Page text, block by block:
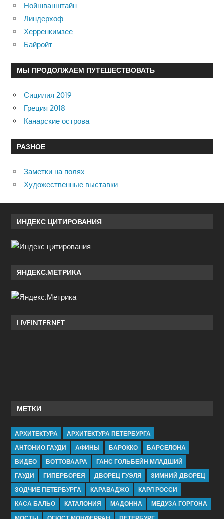
Нойшванштайн
Линдерхоф
Херренкимзее
Байройт
МЫ ПРОДОЛЖАЕМ ПУТЕШЕСТВОВАТЬ
Сицилия 2019
Греция 2018
Канарские острова
РАЗНОЕ
Заметки на полях
Художественные выставки
ИНДЕКС ЦИТИРОВАНИЯ
ЯНДЕКС.МЕТРИКА
LIVEINTERNET
МЕТКИ
АРХИТЕКТУРА
АРХИТЕКТУРА ПЕТЕРБУРГА
АНТОНИО ГАУДИ
АФИНЫ БАРОККО
БАРСЕЛОНА
ВИДЕО
ВОТТОВААРА
ГАНС ГОЛЬБЕЙН МЛАДШИЙ
ГАУДИ
ГИПЕРБОРЕЯ ДВОРЕЦ ГУЭЛЯ
ЗИМНИЙ ДВОРЕЦ
ЗОДЧИЕ ПЕТЕРБУРГА
КАРАВАДЖО
КАРЛ РОССИ
КАСА БАЛЬО
КАТАЛОНИЯ МАДОННА
МЕДУЗА ГОРГОНА